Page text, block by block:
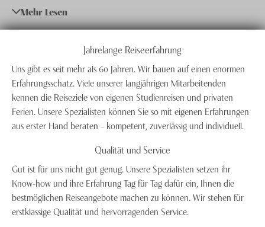
Süd Ari Atoll
Süd Male Atoll
Süd Nilandhe Atoll
Dank unserer
wir Ihnen für unsere Reiseziele und Reisearten echten
Mehrwert gegenüber anderen Reiseveranstaltern und
Internetanbietern.
Mehr Lesen
Jahrelange Reiseerfahrung
Uns gibt es seit mehr als 60 Jahren. Wir bauen auf einen enormen
Erfahrungsschatz. Viele unserer langjährigen Mitarbeitenden
kennen die Reiseziele von eigenen Studienreisen und privaten
Ferien. Unsere Spezialisten können Sie so mit eigenen Erfahrungen
aus erster Hand beraten – kompetent, zuverlässig und individuell.
Qualität und Service
Gut ist für uns nicht gut genug. Unsere Spezialisten setzen ihr
Know-how und ihre Erfahrung Tag für Tag dafür ein, Ihnen die
bestmöglichen Reiseangebote machen zu können. Wir stehen für
erstklassige Qualität und hervorragenden Service.